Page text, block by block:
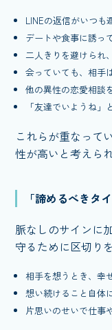
LINEの返信がいつも
デートや食事に誘っ
二人きりを避けられ
会っていても、相手
他の異性の恋愛相談
「友達でいようね」
これらが重なって
性が高いと考えら
「諦めるべきタ
脈なしのサインに
守るために区切り
相手を想うとき、幸
想い続けること自体
片思いのせいで仕事